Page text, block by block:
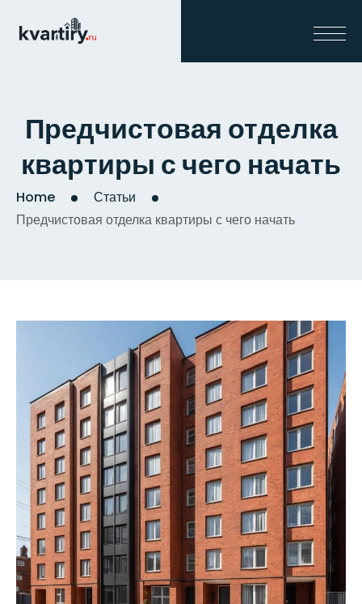
Предчистовая отделка
квартиры с чего начать
Home
Статьи
Предчистовая отделка квартиры с чего начать